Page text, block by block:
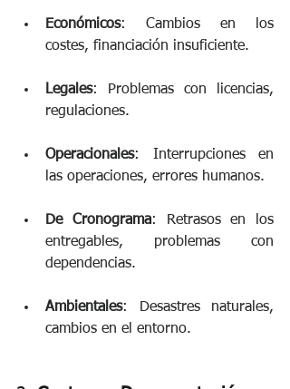
Económicos: Cambios en los
costes, financiación insuficiente.
Legales: Problemas con licencias,
regulaciones.
Operacionales: Interrupciones en
las operaciones, errores humanos.
De Cronograma: Retrasos en los
entregables, problemas con
dependencias.
Ambientales: Desastres naturales,
cambios en el entorno.